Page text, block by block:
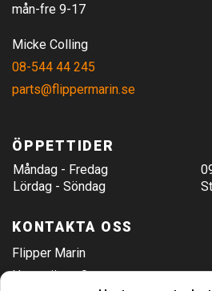
mån-fre 9-17
Micke Colling
08-544 44 245
parts@flippermarin.se
ÖPPETTIDER
Måndag - Fredag
Lördag - Söndag
KONTAKTA OSS
Flipper Marin
Hamnvägen 8